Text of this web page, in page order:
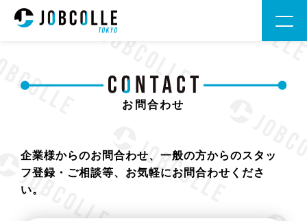
お問合わせ
企業様からのお問合わせ、一般の方からのスタッ
フ登録・ご相談等、お気軽にお問合わせくださ
い。